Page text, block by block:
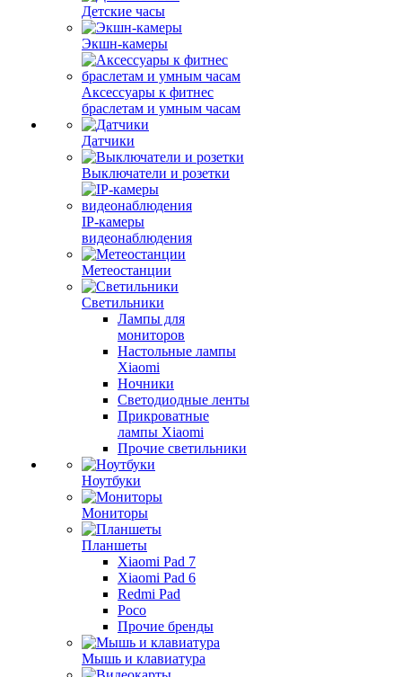
Детские часы
Экшн-камеры
Аксессуары к фитнес
браслетам и умным часам
Датчики
Выключатели и розетки
IP-камеры
видеонаблюдения
Метеостанции
Светильники
Лампы для
мониторов
Настольные лампы
Xiaomi
Ночники
Светодиодные ленты
Прикроватные
лампы Xiaomi
Прочие светильники
Ноутбуки
Мониторы
Планшеты
Xiaomi Pad 7
Xiaomi Pad 6
Redmi Pad
Poco
Прочие бренды
Мышь и клавиатура